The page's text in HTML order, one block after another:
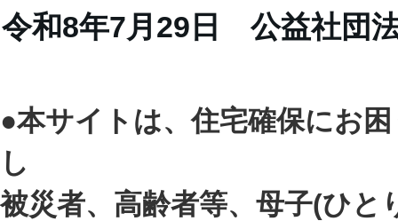
令和8年7月29日 公益社団
●本サイトは、住宅確保にお
し
被災者、高齢者等、母子(ひと